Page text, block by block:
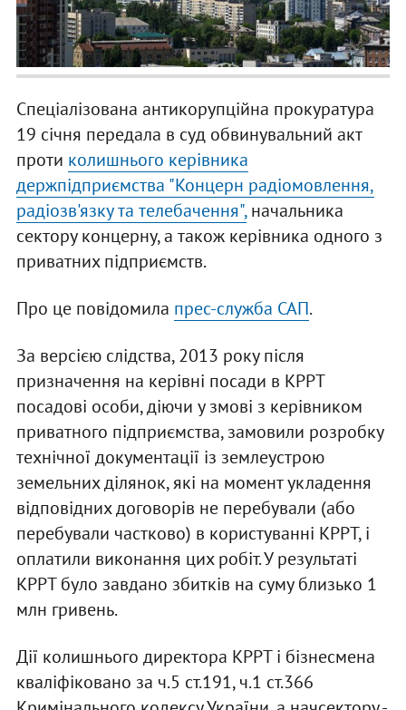
Спеціалізована антикорупційна прокуратура
19 січня передала в суд обвинувальний акт
проти колишнього керівника
держпідприємства "Концерн радіомовлення,
радіозв'язку та телебачення",начальника
сектору концерну, а також керівника одного з
приватних підприємств.
Про це повідомила прес-служба САП.
За версією слідства, 2013 року після
призначення на керівні посади в КРРТ
посадові особи, діючи у змові з керівником
приватного підприємства, замовили розробку
технічної документації із землеустрою
земельних ділянок, які на момент укладення
відповідних договорів не перебували (або
перебували частково) в користуванні КРРТ, і
оплатили виконання цих робіт. У результаті
КРРТ було завдано збитків на суму близько 1
млн гривень.
Дії колишнього директора КРРТ і бізнесмена
кваліфіковано за ч.5 ст.191, ч.1 ст.366